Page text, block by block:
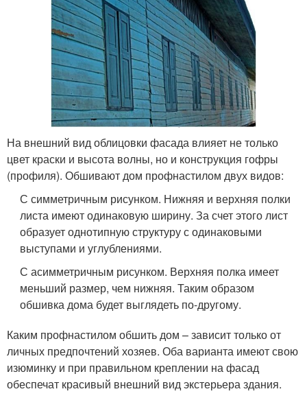
На внешний вид облицовки фасада влияет не только
цвет краски и высота волны, но и конструкция гофры
(профиля). Обшивают дом профнастилом двух видов:
С симметричным рисунком. Нижняя и верхняя полки
листа имеют одинаковую ширину. За счет этого лист
образует однотипную структуру с одинаковыми
выступами и углублениями.
С асимметричным рисунком. Верхняя полка имеет
меньший размер, чем нижняя. Таким образом
обшивка дома будет выглядеть по-другому.
Каким профнастилом обшить дом – зависит только от
личных предпочтений хозяев. Оба варианта имеют свою
изюминку и при правильном креплении на фасад
обеспечат красивый внешний вид экстерьера здания.